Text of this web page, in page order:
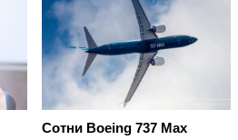
Сотни Boeing 737 Max